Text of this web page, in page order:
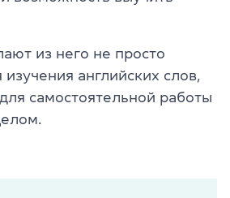
из него не просто
английских слов,
самостоятельной работы